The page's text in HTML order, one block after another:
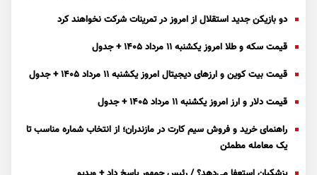
دو بازیکن جدید استقلال از امروز در تمرینات شرکت نخواهند کرد
قیمت سکه و طلا امروز یکشنبه ۱۱ مرداد ۱۴۰۵ + جدول
قیمت بیت کوین و ارز‌های دیجیتال امروز یکشنبه ۱۱ مرداد ۱۴۰۵ + جدول
قیمت دلار و ارز امروز یکشنبه ۱۱ مرداد ۱۴۰۵ + جدول
راهنمای خرید و فروش سیم کارت در مازندران؛ از انتخاب شماره مناسب تا
یک معامله مطمئن